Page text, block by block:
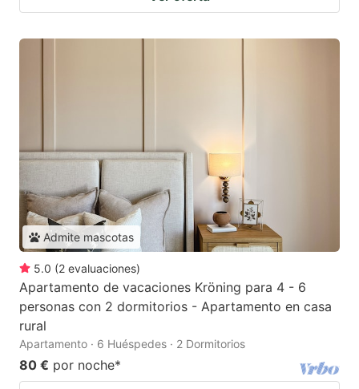
Admite mascotas
5.0 (2 evaluaciones)
Apartamento de vacaciones Kröning para 4 - 6
personas con 2 dormitorios - Apartamento en casa
rural
Apartamento · 6 Huéspedes · 2 Dormitorios
80 € por noche*